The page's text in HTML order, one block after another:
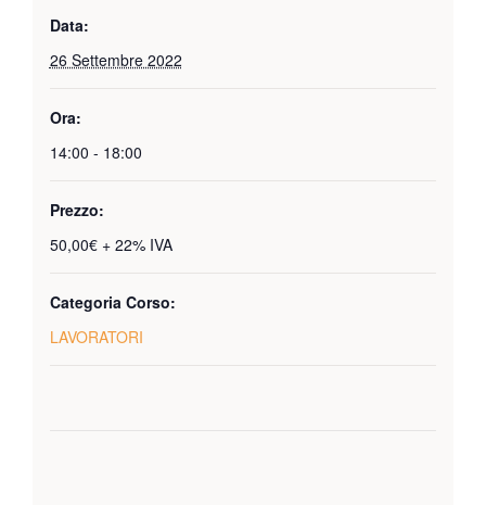
Data:
26 Settembre 2022
Ora:
14:00 - 18:00
Prezzo:
50,00€ + 22% IVA
Categoria Corso:
LAVORATORI